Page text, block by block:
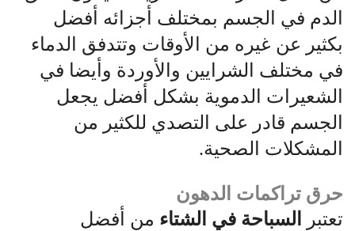
الدم في الجسم بمختلف أجزائه أفضل
بكثير عن غيره من الأوقات وتتدفق الدماء
في مختلف الشرايين والأوردة وأيضا في
الشعيرات الدموية بشكل أفضل يجعل
الجسم قادر على التصدي للكثير من
المشكلات الصحية.
حرق تراكمات الدهون
تعتبر
السباحة في الشتاء من أفضل